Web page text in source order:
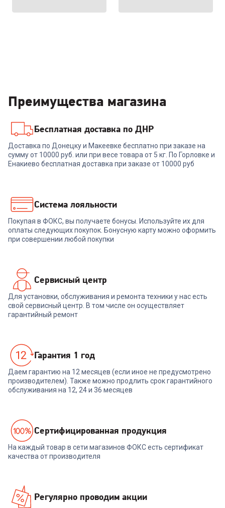
Преимущества магазина
Бесплатная доставка по ДНР
Доставка по Донецку и Макеевке бесплатно при заказе на
сумму от 10000 руб. или при весе товара от 5 кг. По Горловке и
Енакиево бесплатная доставка при заказе от 10000 руб
Система лояльности
Покупая в ФОКС, вы получаете бонусы. Используйте их для
оплаты следующих покупок. Бонусную карту можно оформить
при совершении любой покупки
Сервисный центр
Для установки, обслуживания и ремонта техники у нас есть
свой сервисный центр. В том числе он осуществляет
гарантийный ремонт
Гарантия 1 год
Даем гарантию на 12 месяцев (если иное не предусмотрено
производителем). Также можно продлить срок гарантийного
обслуживания на 12, 24 и 36 месяцев
Cертифицированная продукция
На каждый товар в сети магазинов ФОКС есть сертификат
качества от производителя
Регулярно проводим акции